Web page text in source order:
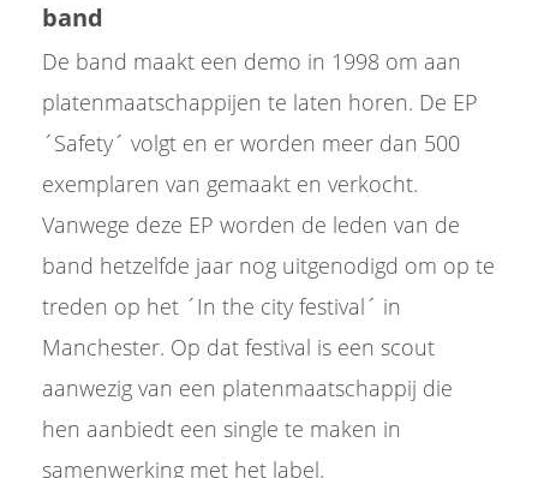
band
De band maakt een demo in 1998 om aan
platenmaatschappijen te laten horen. De EP
´Safety´ volgt en er worden meer dan 500
exemplaren van gemaakt en verkocht.
Vanwege deze EP worden de leden van de
band hetzelfde jaar nog uitgenodigd om op te
treden op het ´In the city festival´ in
Manchester. Op dat festival is een scout
aanwezig van een platenmaatschappij die
hen aanbiedt een single te maken in
samenwerking met het label.